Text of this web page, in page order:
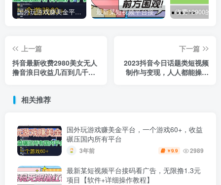
国外玩游戏赚美金平台，一个游戏60+，收益碾压国内所有平台 最新某短视频平台接码看广告，无限撸1.3元项目【软件+详细操作教程】
上一篇
抖音最新收费2980美女无人
撸音浪日收益几百到几千
下一篇
2023抖音今日话题类短视频
制作与变现，人人都能操作
相关推荐
国外玩游戏赚美金平台，一个游戏60+，收益
碾压国内所有平台
3年前 ￥9.9 2989
最新某短视频平台接码看广告，无限撸1.3元
项目【软件+详细操作教程】